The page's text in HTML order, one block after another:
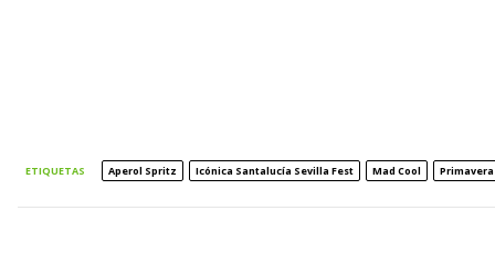
ETIQUETAS Aperol Spritz Icónica Santalucía Sevilla Fest Mad Cool Primavera